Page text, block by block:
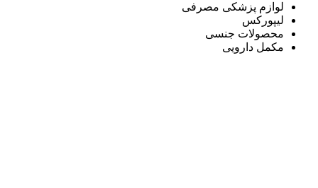
لوازم پزشکی مصرفی
لیپورکس
محصولات جنسی
مکمل دارویی